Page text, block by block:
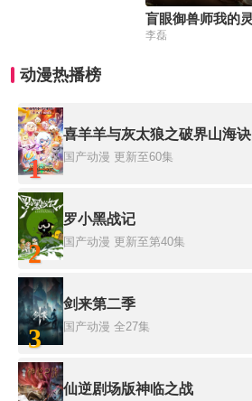
李磊
动漫热播榜
1
喜羊羊与灰太狼之破界山海诀
国产动漫 更新至60集
2
罗小黑战记
国产动漫 更新至第40集
3
剑来第二季
国产动漫 全27集
仙逆剧场版神临之战